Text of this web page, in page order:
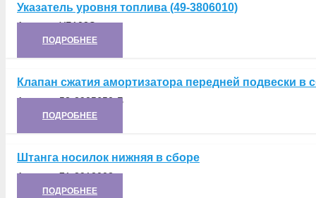
Указатель уровня топлива (49-3806010)
Артикул:УБ103Э
ПОДРОБНЕЕ
Клапан сжатия амортизатора передней подвески в
Артикул:53-2905650-Б
ПОДРОБНЕЕ
Штанга носилок нижняя в сборе
Артикул:71-3912003
ПОДРОБНЕЕ